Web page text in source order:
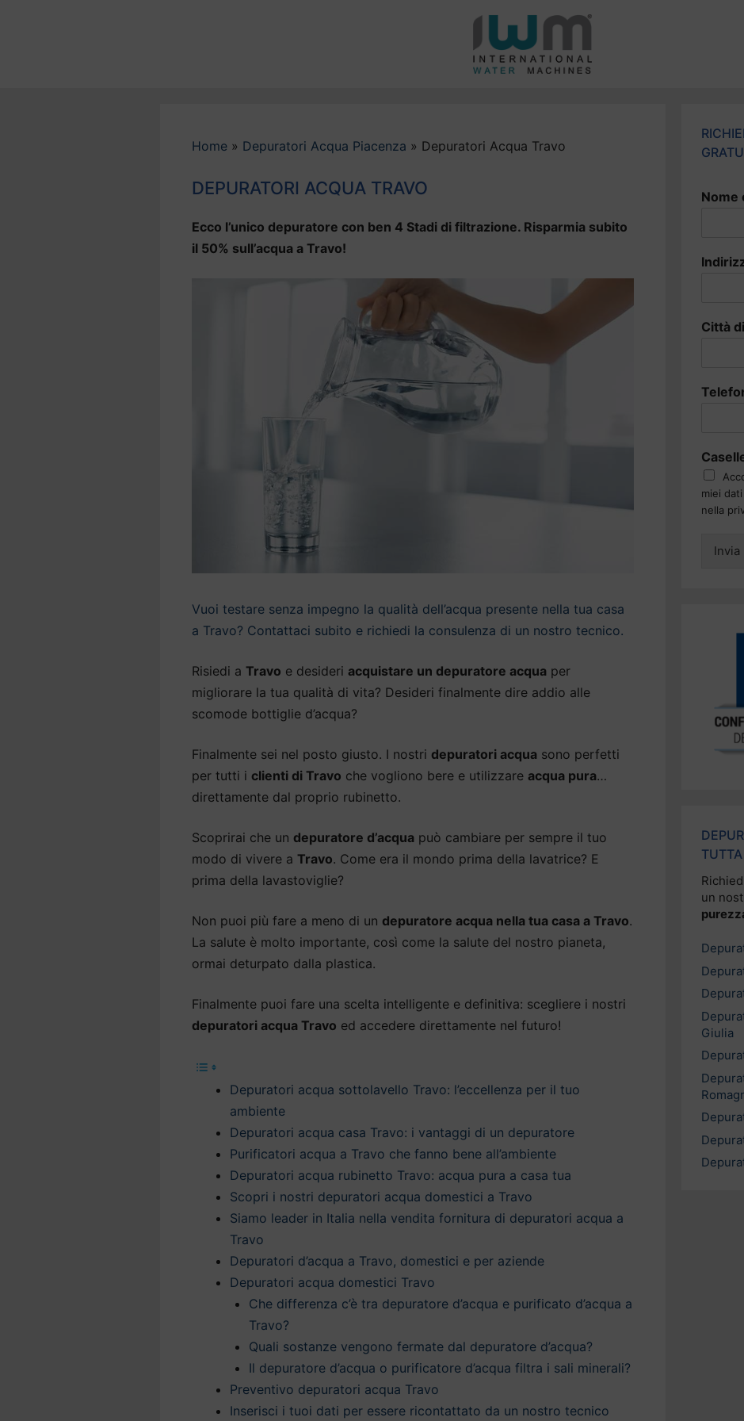
Home » Depuratori Acqua Piacenza » Depuratori Acqua Travo
DEPURATORI ACQUA TRAVO
Ecco l’unico depuratore con ben 4 Stadi di filtrazione. Risparmia subito
il 50% sull’acqua a Travo!
Vuoi testare senza impegno la qualità dell’acqua presente nella tua casa
a Travo? Contattaci subito e richiedi la consulenza di un nostro tecnico.
Risiedi a Travo e desideri acquistare un depuratore acqua per
migliorare la tua qualità di vita? Desideri finalmente dire addio alle
scomode bottiglie d’acqua?
Finalmente sei nel posto giusto. I nostri depuratori acqua sono perfetti
per tutti i clienti di Travo che vogliono bere e utilizzare acqua pura…
direttamente dal proprio rubinetto.
Scoprirai che un depuratore d’acqua può cambiare per sempre il tuo
modo di vivere a Travo. Come era il mondo prima della lavatrice? E
prima della lavastoviglie?
Non puoi più fare a meno di un depuratore acqua nella tua casa a Travo.
La salute è molto importante, così come la salute del nostro pianeta,
ormai deturpato dalla plastica.
Finalmente puoi fare una scelta intelligente e definitiva: scegliere i nostri
depuratori acqua Travo ed accedere direttamente nel futuro!
Depuratori acqua sottolavello Travo: l’eccellenza per il tuo
ambiente
Depuratori acqua casa Travo: i vantaggi di un depuratore
Purificatori acqua a Travo che fanno bene all’ambiente
Depuratori acqua rubinetto Travo: acqua pura a casa tua
Scopri i nostri depuratori acqua domestici a Travo
Siamo leader in Italia nella vendita fornitura di depuratori acqua a
Travo
Depuratori d’acqua a Travo, domestici e per aziende
Depuratori acqua domestici Travo
Che differenza c’è tra depuratore d’acqua e purificato d’acqua a
Travo?
Quali sostanze vengono fermate dal depuratore d’acqua?
Il depuratore d’acqua o purificatore d’acqua filtra i sali minerali?
Preventivo depuratori acqua Travo
Inserisci i tuoi dati per essere ricontattato da un nostro tecnico
Nome
Città
miei
nella
Invia
un
Giulia